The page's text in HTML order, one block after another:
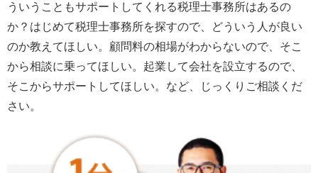
ういうこともサポートしてくれる税理士事務所はあるの
か？はじめて税理士事務所を探すので、どういう人が良い
のか教えてほしい。顧問料の相場がわからないので、そこ
から相談に乗ってほしい。起業して会社を設立するので、
そこからサポートしてほしい。など、じっくりご相談くだ
さい。